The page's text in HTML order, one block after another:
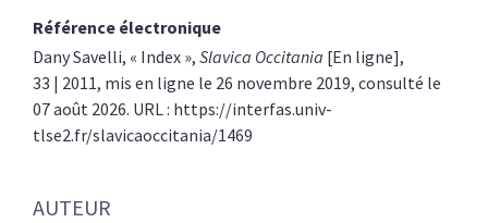
Référence électronique
DanySavelli, « Index », Slavica Occitania [En ligne],
33 | 2011, mis en ligne le 26 novembre 2019, consulté le
07 août 2026. URL : https://interfas.univ-
tlse2.fr/slavicaoccitania/1469
AUTEUR